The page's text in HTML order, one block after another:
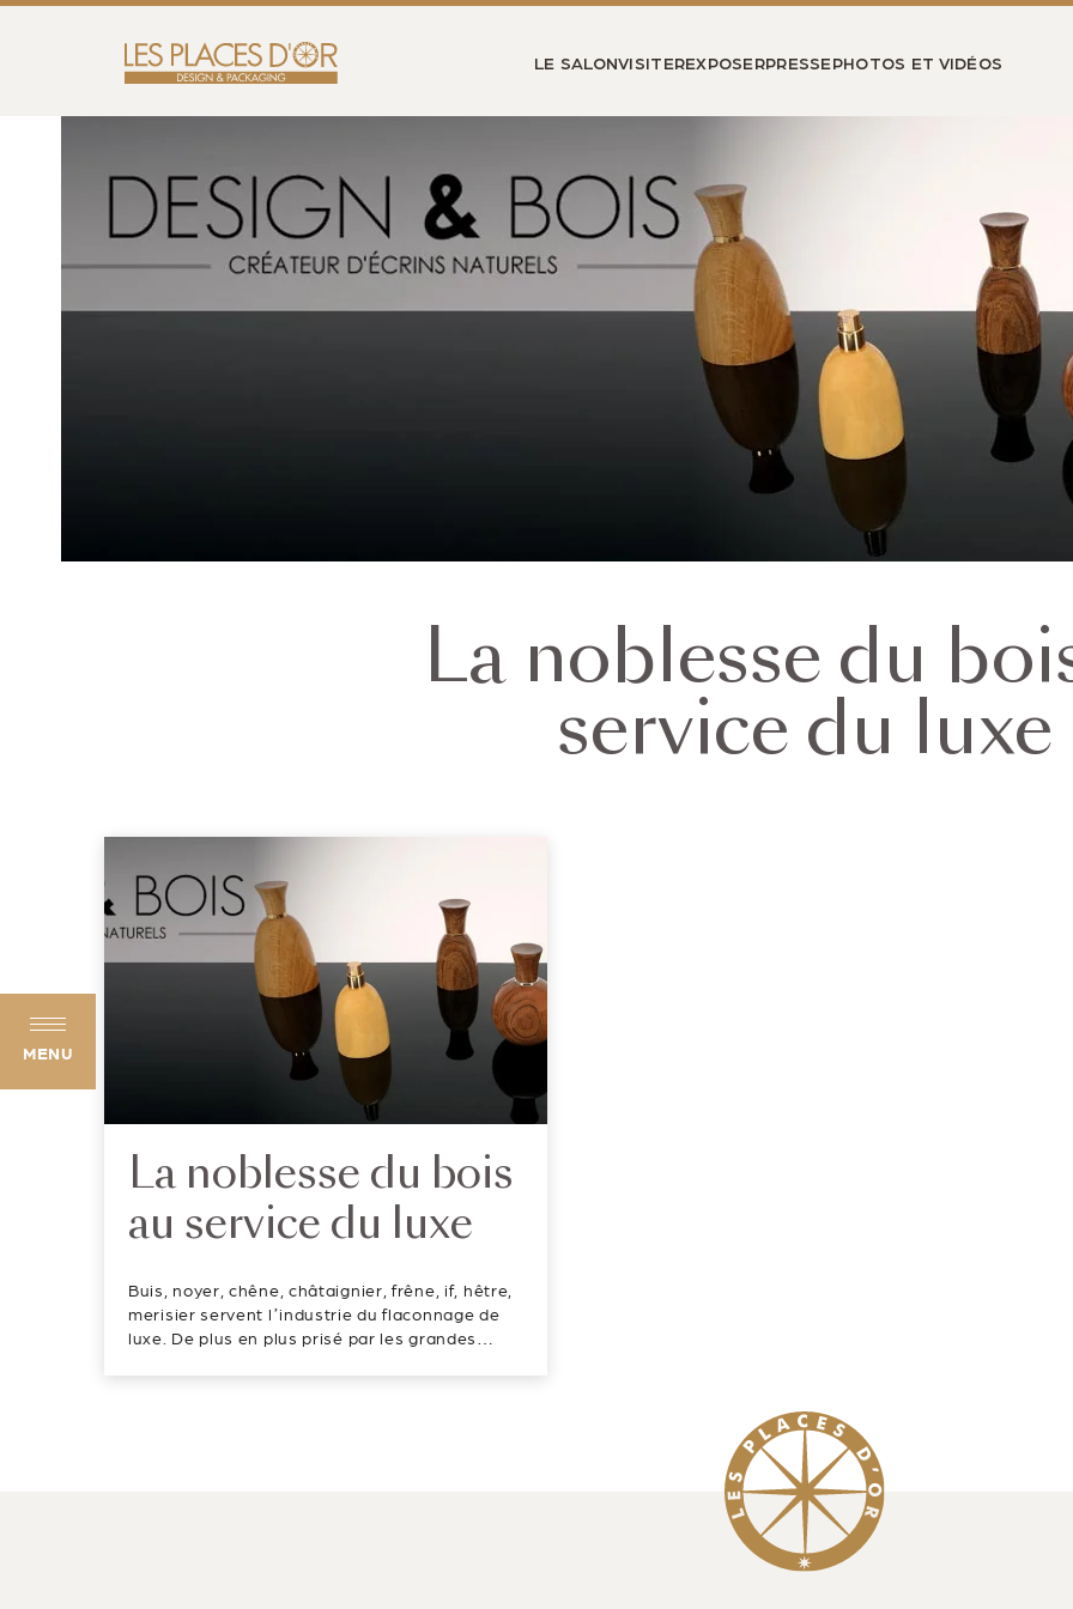
MENU
LE SALONVISITEREXPOSERPRESSE PHOTOS ET VIDÉOS
La noblesse du
service du luxe
La noblesse du bois
au service du luxe
Buis, noyer, chêne, châtaignier, frêne, if, hêtre,
merisier servent l’industrie du flaconnage de
luxe. De plus en plus prisé par les grandes